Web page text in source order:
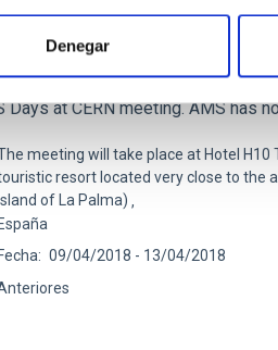
Denegar
Days 2018
is to invite you to the AMS Days at
years ago, in April 2015, the DG
Days at CERN meeting. AMS has
meeting will take place at Hotel H10
resort located very close to the
of La Palma)
España
Fecha
09/04/2018 - 13/04/2018